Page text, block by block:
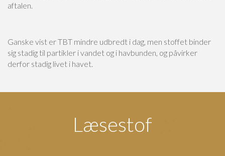
aftalen.
Ganske vist er TBT mindre udbredt i dag, men stoffet binder
sig stadig til partikler i vandet og i havbunden, og påvirker
derfor stadig livet i havet.
Læsestof